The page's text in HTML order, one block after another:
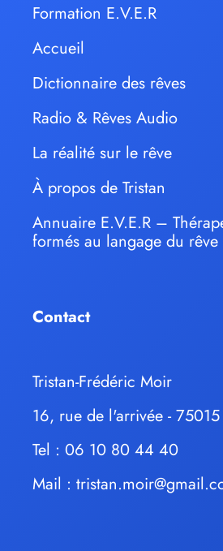
Formation E.V.E.R
Accueil
Dictionnaire des rêves
Radio & Rêves Audio
La réalité sur le rêve
À propos de Tristan
Annuaire E.V.E.R –
formés au langage du rêve
Contact
Tristan-Frédéric Moir
16, rue de l'arrivée - 75015
Tel : 06 10 80 44 40
Mail :